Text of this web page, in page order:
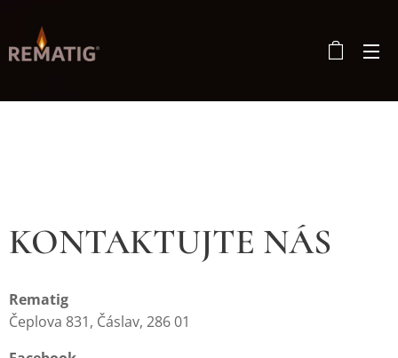
KONTAKTUJTE NÁS
Rematig
Čeplova 831, Čáslav, 286 01